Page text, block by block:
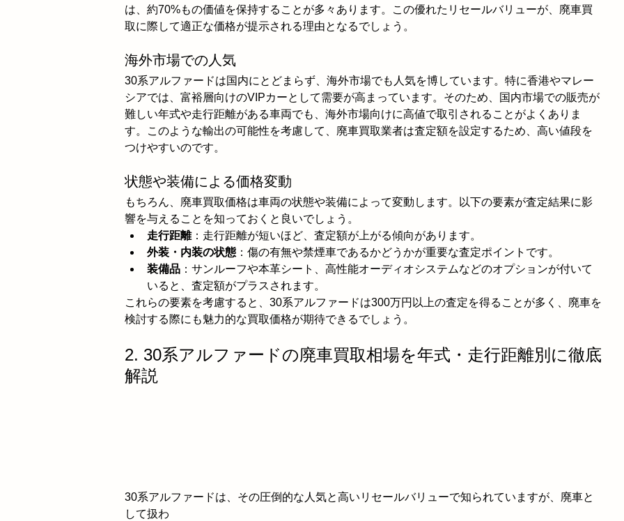
は、約70%もの価値を保持することが多々あります。この優れたリセールバリューが、廃車買
取に際して適正な価格が提示される理由となるでしょう。
海外市場での人気
30系アルファードは国内にとどまらず、海外市場でも人気を博しています。特に香港やマレー
シアでは、富裕層向けのVIPカーとして需要が高まっています。そのため、国内市場での販売が
難しい年式や走行距離がある車両でも、海外市場向けに高値で取引されることがよくありま
す。このような輸出の可能性を考慮して、廃車買取業者は査定額を設定するため、高い値段を
つけやすいのです。
状態や装備による価格変動
もちろん、廃車買取価格は車両の状態や装備によって変動します。以下の要素が査定結果に影
響を与えることを知っておくと良いでしょう。
走行距離：走行距離が短いほど、査定額が上がる傾向があります。
外装・内装の状態 ：傷の有無や禁煙車であるかどうかが重要な査定ポイントです。
装備品 ：サンルーフや本革シート、高性能オーディオシステムなどのオプションが付いて
いると、査定額がプラスされます。
これらの要素を考慮すると、30系アルファードは300万円以上の査定を得ることが多く、廃車を
検討する際にも魅力的な買取価格が期待できるでしょう。
2. 30系アルファードの廃車買取相場を年式・走行距離別に徹底
解説
30系アルファードは、その圧倒的な人気と高いリセールバリューで知られていますが、廃車と
して扱わ